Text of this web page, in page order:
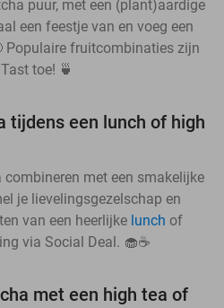
puur, met een (plant)aardige
een feestje van en voeg een
Populaire fruitcombinaties zijn
toe! 🍵
tijdens een lunch of high
combineren met een smakelijke
je lievelingsgezelschap en
van een heerlijke lunch of
via Social Deal. 🧁☕
met een high tea of